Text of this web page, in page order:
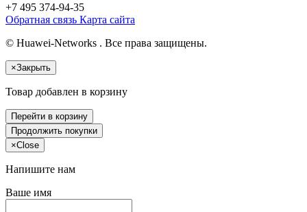
+7 495 374-94-35
Обратная связь Карта сайта
© Huawei-Networks . Все права защищены.
×Закрыть
Товар добавлен в корзину
Перейти в корзину
Продолжить покупки
×Close
Напишите нам
Ваше имя